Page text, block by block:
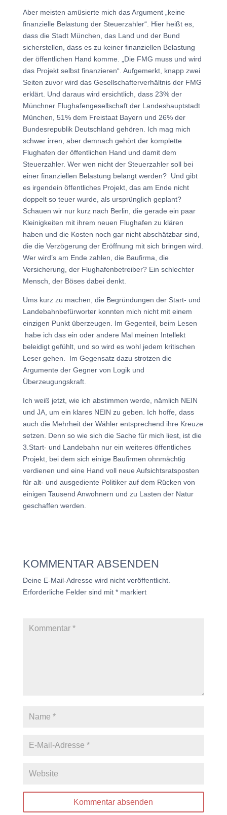
Aber meisten amüsierte mich das Argument „keine
finanzielle Belastung der Steuerzahler“. Hier heißt es,
dass die Stadt München, das Land und der Bund
sicherstellen, dass es zu keiner finanziellen Belastung
der öffentlichen Hand komme. „Die FMG muss und wird
das Projekt selbst finanzieren“. Aufgemerkt, knapp zwei
Seiten zuvor wird das Gesellschafterverhältnis der FMG
erklärt. Und daraus wird ersichtlich, dass 23% der
Münchner Flughafengesellschaft der Landeshauptstadt
München, 51% dem Freistaat Bayern und 26% der
Bundesrepublik Deutschland gehören. Ich mag mich
schwer irren, aber demnach gehört der komplette
Flughafen der öffentlichen Hand und damit dem
Steuerzahler. Wer wen nicht der Steuerzahler soll bei
einer finanziellen Belastung belangt werden? Und gibt
es irgendein öffentliches Projekt, das am Ende nicht
doppelt so teuer wurde, als ursprünglich geplant?
Schauen wir nur kurz nach Berlin, die gerade ein paar
Kleinigkeiten mit ihrem neuen Flughafen zu klären
haben und die Kosten noch gar nicht abschätzbar sind,
die die Verzögerung der Eröffnung mit sich bringen wird.
Wer wird’s am Ende zahlen, die Baufirma, die
Versicherung, der Flughafenbetreiber? Ein schlechter
Mensch, der Böses dabei denkt.
Ums kurz zu machen, die Begründungen der Start- und
Landebahnbefürworter konnten mich nicht mit einem
einzigen Punkt überzeugen. Im Gegenteil, beim Lesen
habe ich das ein oder andere Mal meinen Intellekt
beleidigt gefühlt, und so wird es wohl jedem kritischen
Leser gehen. Im Gegensatz dazu strotzen die
Argumente der Gegner von Logik und
Überzeugungskraft.
Ich weiß jetzt, wie ich abstimmen werde, nämlich NEIN
und JA, um ein klares NEIN zu geben. Ich hoffe, dass
auch die Mehrheit der Wähler entsprechend ihre Kreuze
setzen. Denn so wie sich die Sache für mich liest, ist die
3.Start- und Landebahn nur ein weiteres öffentliches
Projekt, bei dem sich einige Baufirmen ohnmächtig
verdienen und eine Hand voll neue Aufsichtsratsposten
für alt- und ausgediente Politiker auf dem Rücken von
einigen Tausend Anwohnern und zu Lasten der Natur
geschaffen werden.
KOMMENTAR ABSENDEN
Deine E-Mail-Adresse wird nicht veröffentlicht.
Erforderliche Felder sind mit *markiert